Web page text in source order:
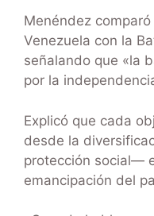
Menéndez
Venezuela con la
señalando que «la
por la
Explicó que cada
desde la
protección social—
emancipación del